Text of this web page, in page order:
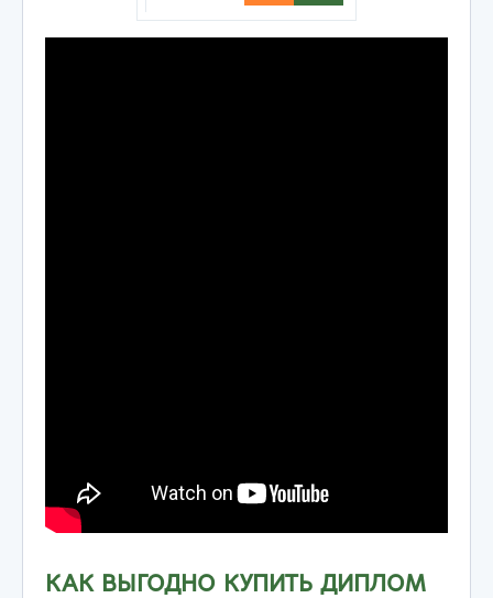
КАК ВЫГОДНО КУПИТЬ ДИПЛОМ